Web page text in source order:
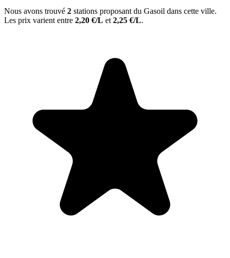
Nous avons trouvé 2 stations proposant du Gasoil dans cette ville.
Les prix varient entre 2,20 €/L et 2,25 €/L.